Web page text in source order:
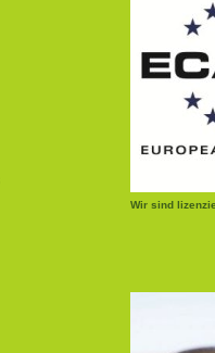
Wir sind